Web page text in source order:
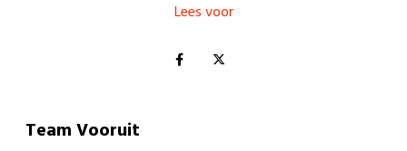
Consumentenbescherming
Pensioenen
Mis niets
Doe mee
Lees voor
Team Vooruit